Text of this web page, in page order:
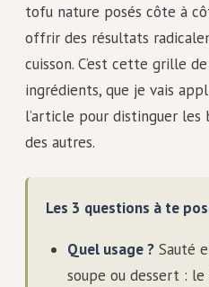
tofu nature posés côte à
offrir des résultats
cuisson. C’est cette grille
ingrédients, que je vais
l’article pour distinguer les
des autres.
Les 3 questions à te
Quel usage ?Sauté
soupe ou dessert :